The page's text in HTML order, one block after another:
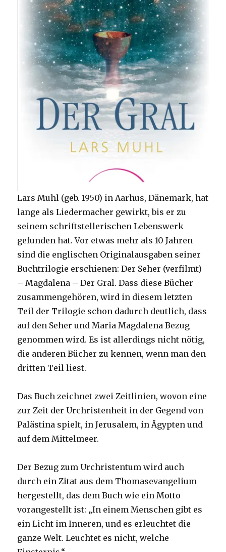
Lars Muhl (geb. 1950) in Aarhus, Dänemark, hat
lange als Liedermacher gewirkt, bis er zu
seinem schriftstellerischen Lebenswerk
gefunden hat. Vor etwas mehr als 10 Jahren
sind die englischen Originalausgaben seiner
Buchtrilogie erschienen: Der Seher (verfilmt)
– Magdalena – Der Gral. Dass diese Bücher
zusammengehören, wird in diesem letzten
Teil der Trilogie schon dadurch deutlich, dass
auf den Seher und Maria Magdalena Bezug
genommen wird. Es ist allerdings nicht nötig,
die anderen Bücher zu kennen, wenn man den
dritten Teil liest.
Das Buch zeichnet zwei Zeitlinien, wovon eine
zur Zeit der Urchristenheit in der Gegend von
Palästina spielt, in Jerusalem, in Ägypten und
auf dem Mittelmeer.
Der Bezug zum Urchristentum wird auch
durch ein Zitat aus dem Thomasevangelium
hergestellt, das dem Buch wie ein Motto
vorangestellt ist: „In einem Menschen gibt es
ein Licht im Inneren, und es erleuchtet die
ganze Welt. Leuchtet es nicht, welche